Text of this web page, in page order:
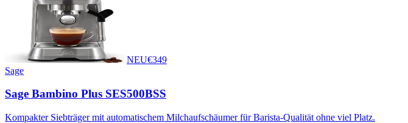
NEU€349
Sage
Sage Bambino Plus SES500BSS
Kompakter Siebträger mit automatischem Milchaufschäumer für Barista-Qualität ohne viel Platz.